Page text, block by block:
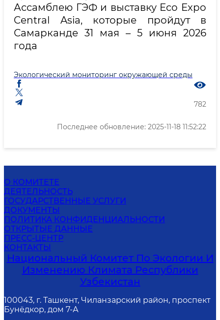
Ассамблею ГЭФ и выставку Eco Expo
Central Asia, которые пройдут в
Самарканде 31 мая – 5 июня 2026
года
Экологический мониторинг окружающей среды
782
Последнее обновление: 2025-11-18 11:52:22
О КОМИТЕТЕ
ДЕЯТЕЛЬНОСТЬ
ГОСУДАРСТВЕННЫЕ УСЛУГИ
ДОКУМЕНТЫ
ПОЛИТИКА КОНФИДЕНЦИАЛЬНОСТИ
ОТКРЫТЫЕ ДАННЫЕ
ПРЕСС-ЦЕНТР
КОНТАКТЫ
Национальный Комитет По Экологии И
Изменению Климата Республики
Узбекистан
100043, г. Ташкент, Чиланзарский район, проспект
Бунёдкор, дом 7-А